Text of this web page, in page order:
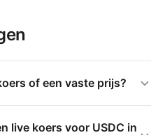
of een vaste prijs?
live koers voor USDC in